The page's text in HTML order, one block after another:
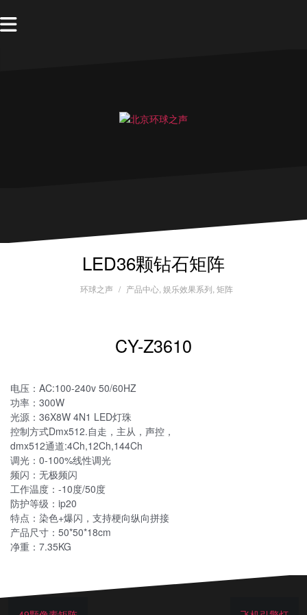
LED36颗钻石矩阵
环球之声 产品中心, 娱乐效果系列 矩阵
CY-Z3610
电压：AC:100-240v 50/60HZ
功率：300W
光源：36X8W 4N1 LED灯珠
控制方式Dmx512.自走，主从，声控，
dmx512通道:4Ch,12Ch,144Ch
调光：0-100%线性调光
频闪：无极频闪
工作温度：-10度/50度
防护等级：ip20
特点：染色+爆闪，支持梗向纵向拼接
产品尺寸：50*50*18cm
净重：7.35KG